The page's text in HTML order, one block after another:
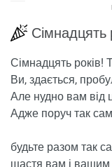
Сімнадцять
Сімнадцять років!
Ви, здається,
Але нудно вам від
Адже поруч так
будьте разом так
щастя вам і вашим